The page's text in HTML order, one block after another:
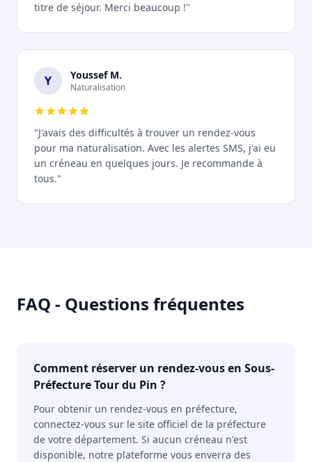
titre de séjour. Merci beaucoup !"
Y Youssef M.
Naturalisation
"J'avais des difficultés à trouver un rendez-vous
pour ma naturalisation. Avec les alertes SMS, j'ai eu
un créneau en quelques jours. Je recommande à
tous."
FAQ - Questions fréquentes
Comment réserver un rendez-vous en Sous-
Préfecture Tour du Pin ?
Pour obtenir un rendez-vous en préfecture,
connectez-vous sur le site officiel de la préfecture
de votre département. Si aucun créneau n'est
disponible, notre plateforme vous enverra des